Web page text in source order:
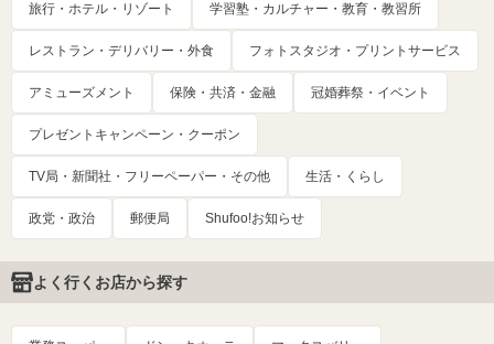
旅行・ホテル・リゾート 学習塾・カルチャー・教育・教習所
レストラン・デリバリー・外食 フォトスタジオ・プリントサービス
アミューズメント 保険・共済・金融 冠婚葬祭・イベント
プレゼントキャンペーン・クーポン
TV局・新聞社・フリーペーパー・その他 生活・くらし
政党・政治 郵便局 Shufoo!お知らせ
よく行くお店から探す